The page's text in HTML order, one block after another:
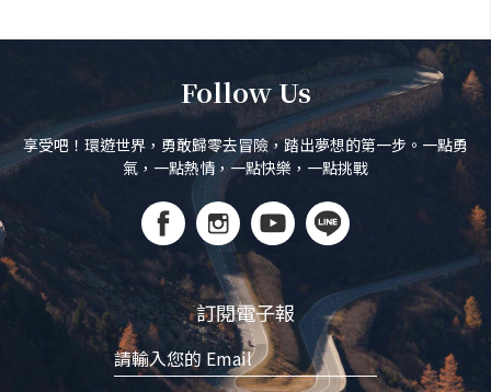
Follow Us
享受吧！環遊世界，勇敢歸零去冒險，踏出夢想的第一步。一點勇
氣，一點熱情，一點快樂，一點挑戰
訂閱電子報